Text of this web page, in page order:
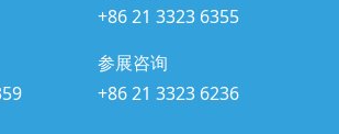
+86 21 3323 6355
参展咨询
+86 21 3323 6236